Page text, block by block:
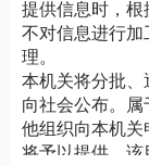
提供信息时，根
不对信息进行
理。
本机关将分批
向社会公布。
他组织向本机
将予以提供。